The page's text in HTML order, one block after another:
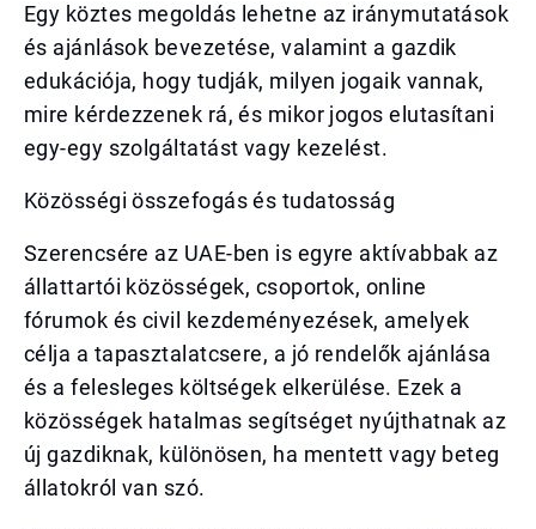
Egy köztes megoldás lehetne az iránymutatások
és ajánlások bevezetése, valamint a gazdik
edukációja, hogy tudják, milyen jogaik vannak,
mire kérdezzenek rá, és mikor jogos elutasítani
egy-egy szolgáltatást vagy kezelést.
Közösségi összefogás és tudatosság
Szerencsére az UAE-ben is egyre aktívabbak az
állattartói közösségek, csoportok, online
fórumok és civil kezdeményezések, amelyek
célja a tapasztalatcsere, a jó rendelők ajánlása
és a felesleges költségek elkerülése. Ezek a
közösségek hatalmas segítséget nyújthatnak az
új gazdiknak, különösen, ha mentett vagy beteg
állatokról van szó.